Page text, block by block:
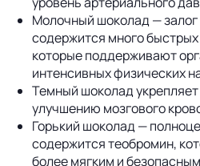
Молочный шоколад — залог
содержится много
которые поддерживают
интенсивных физических
Темный шоколад
улучшению мозгового
Горький шоколад —
содержится теобромин,
более мягким и